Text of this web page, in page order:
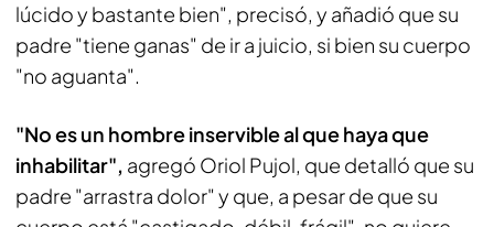
lúcido y bastante bien", precisó, y añadió que su
padre "tiene ganas" de ir a juicio, si bien su cuerpo
"no aguanta".
"No es un hombre inservible al que haya que
inhabilitar", agregó Oriol Pujol, que detalló que su
padre "arrastra dolor" y que, a pesar de que su